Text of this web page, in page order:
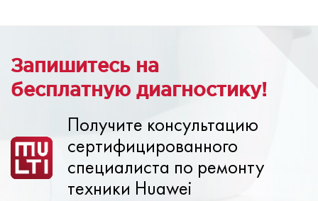
Запишитесь на
бесплатную диагностику!
Получите консультацию
сертифицированного
специалиста по ремонту
техники Huawei